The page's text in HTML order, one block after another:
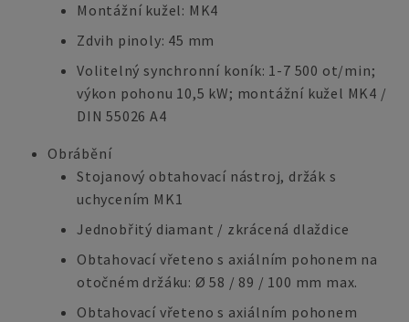
Montážní kužel: MK4
Zdvih pinoly: 45 mm
Volitelný synchronní koník: 1-7 500 ot/min;
výkon pohonu 10,5 kW; montážní kužel MK4 /
DIN 55026 A4
Obrábění
Stojanový obtahovací nástroj, držák s
uchycením MK1
Jednobřitý diamant / zkrácená dlaždice
Obtahovací vřeteno s axiálním pohonem na
otočném držáku: Ø 58 / 89 / 100 mm max.
Obtahovací vřeteno s axiálním pohonem